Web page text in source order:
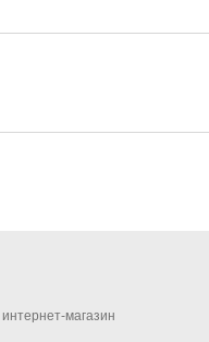
интернет-магазин